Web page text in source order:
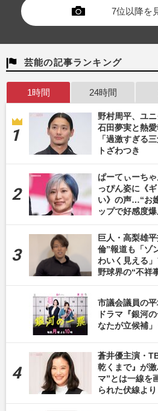
7位以降を
芸能の記事ランキング
1時間 24時間
野村周平、ユ
石田夢実と熱
「過激すぎる
トざわつき
ぱーてぃーち
っぴん姿に《
い》の声…“お
ップで好感度爆
巨人・高梨雄
倫”報道も「ゾ
わいく見える
野球界の“不祥
市議会議員の
ドラマ『銀河
なたが立候補
蒼井優主演・
乾くまで』が
マ”とは一線を
られた伏線よ